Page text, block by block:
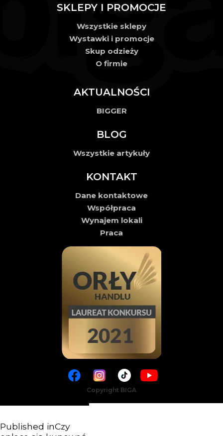
SKLEPY I PROMOCJE
Wszystkie sklepy
Wystawki i promocje
Skup odzieży
O firmie
AKTUALNOŚCI
BIGGER
BLOG
Wszystkie artykuły
KONTAKT
Dane kontaktowe
Współpraca
Wynajem lokali
Praca
Copyright BIGA
Published inCzy